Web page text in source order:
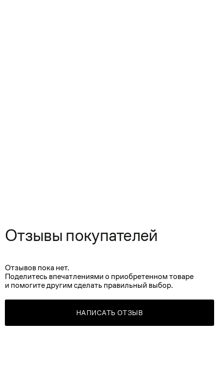
Отзывы покупателей
Отзывов пока нет.
Поделитесь впечатлениями о приобретенном товаре
и помогите другим сделать правильный выбор.
НАПИСАТЬ ОТЗЫВ